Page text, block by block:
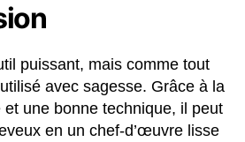
puissant, mais comme tout
avec sagesse. Grâce à la
une bonne technique, il peut
en un chef-d’œuvre lisse